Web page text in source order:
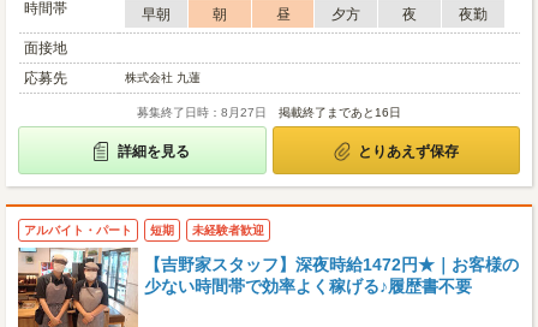
時間帯
早朝 朝 昼 夕方 夜
夜勤
面接地
応募先
株式会社 九蓮
募集終了日時：8月27日 掲載終了まであと16日
詳細を見る とりあえず保存
アルバイト・パート 短期 未経験者歓迎
【吉野家スタッフ】深夜時給1472円★｜お客様の
少ない時間帯で効率よく稼げる♪履歴書不要